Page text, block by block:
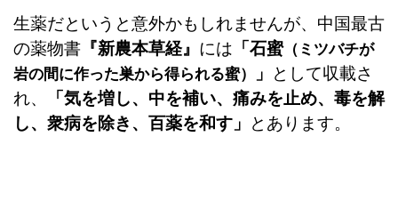
生薬だというと意外かもしれませんが、中国最古
の薬物書 『新農本草経』 には 「石蜜（ミツバチが
岩の間に作った巣から得られる蜜）
」
として収載さ
れ、
「気を増し、中を補い、痛みを止め、毒を解
し、衆病を除き、百薬を和す」
とあります。